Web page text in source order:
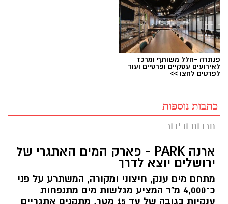
פנתרה -חלל משותף ומרכז
לאירועים עסקיים ופרטיים ועוד
לפרטים לחצו >>
כתבות נוספות
תרבות ובידור
ארנה PARK - פארק המים האתגרי של
ירושלים יוצא לדרך
מתחם מים ענק, חיצוני ומקורה, המשתרע על פני
כ־4,000 מ"ר המציע מגלשות מים מתנפחות